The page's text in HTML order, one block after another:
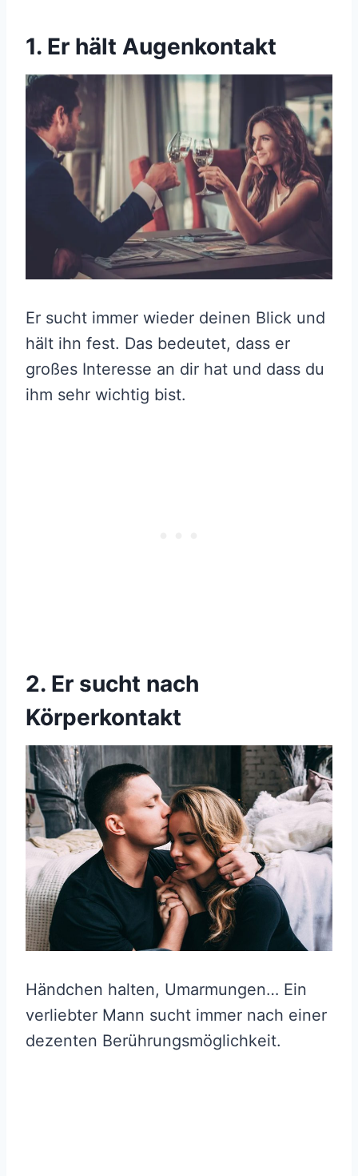
1. Er hält Augenkontakt
Er sucht immer wieder deinen Blick und
hält ihn fest. Das bedeutet, dass er
großes Interesse an dir hat und dass du
ihm sehr wichtig bist.
2. Er sucht nach
Körperkontakt
Händchen halten, Umarmungen… Ein
verliebter Mann sucht immer nach einer
dezenten Berührungsmöglichkeit.